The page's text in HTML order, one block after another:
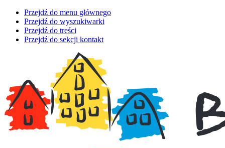
Przejdź do menu głównego
Przejdź do wyszukiwarki
Przejdź do treści
Przejdź do sekcji kontakt